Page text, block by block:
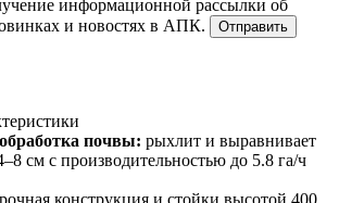
информационной рассылки об
и новостях в АПК.
Отправить
почвы: рыхлит и выравнивает
см с производительностью до 5.8 га/ч